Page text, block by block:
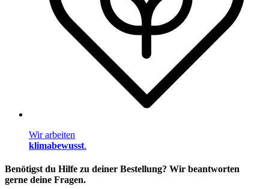
Wir arbeiten
klimabewusst.
Benötigst du Hilfe zu deiner Bestellung? Wir beantworten
gerne deine Fragen.